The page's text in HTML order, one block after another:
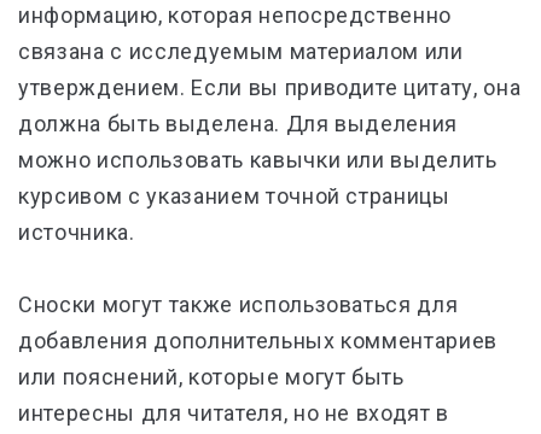
информацию, которая непосредственно
связана с исследуемым материалом или
утверждением. Если вы приводите цитату, она
должна быть выделена. Для выделения
можно использовать кавычки или выделить
курсивом с указанием точной страницы
источника.
Сноски могут также использоваться для
добавления дополнительных комментариев
или пояснений, которые могут быть
интересны для читателя, но не входят в